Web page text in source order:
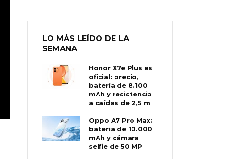
LO MÁS LEÍDO DE LA
SEMANA
Honor X7e Plus es
oficial: precio,
batería de 8.100
mAh y resistencia
a caídas de 2,5 m
Oppo A7 Pro Max:
batería de 10.000
mAh y cámara
selfie de 50 MP